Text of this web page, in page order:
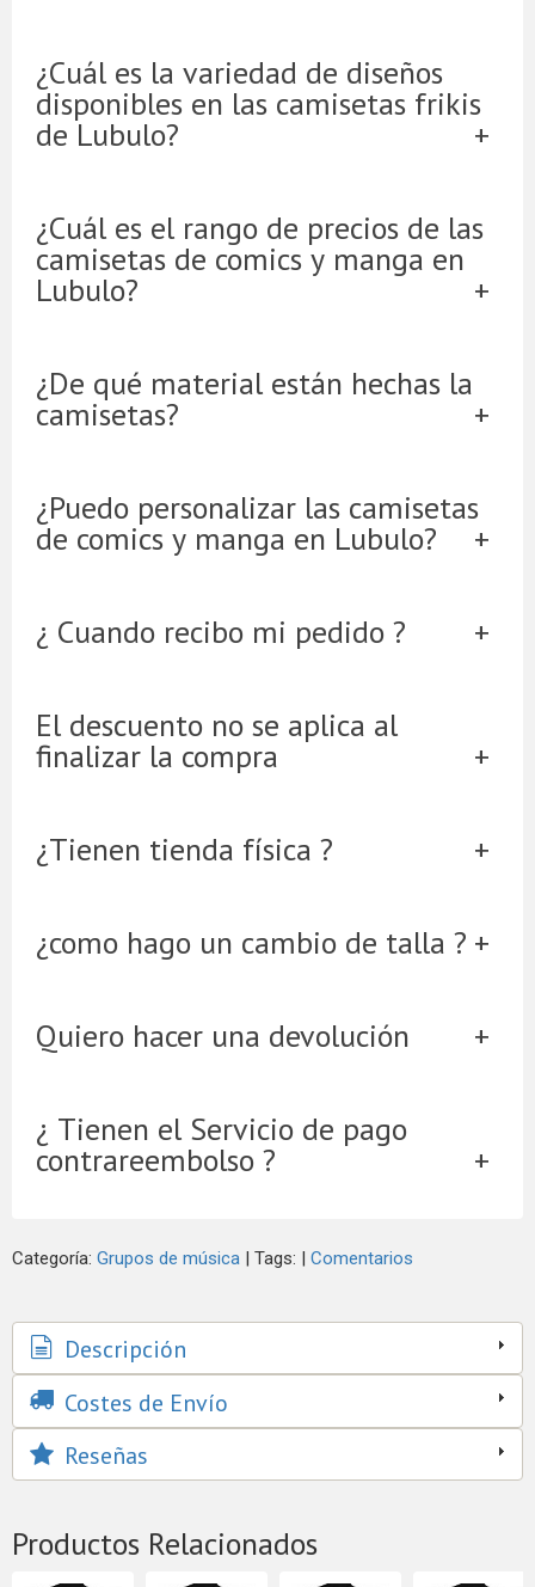
¿Cuál es la variedad de diseños
disponibles en las camisetas frikis
de Lubulo?
¿Cuál es el rango de precios de las
camisetas de comics y manga en
Lubulo?
¿De qué material están hechas la
camisetas?
¿Puedo personalizar las camisetas
de comics y manga en Lubulo?
¿ Cuando recibo mi pedido ?
El descuento no se aplica al
finalizar la compra
¿Tienen tienda física ?
¿como hago un cambio de talla ?
Quiero hacer una devolución
¿ Tienen el Servicio de pago
contrareembolso ?
Categoría: Grupos de música | Tags: | Comentarios
Descripción
Costes de Envío
Reseñas
Productos Relacionados